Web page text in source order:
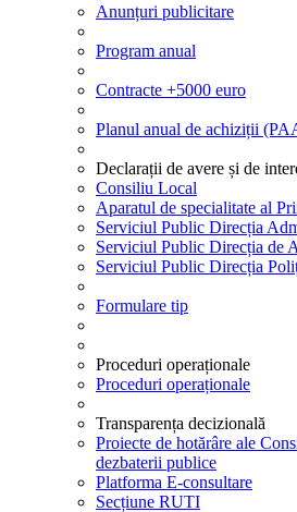
Anunțuri publicitare
Program anual
Contracte +5000 euro
Planul anual de achiziții
Declarații de avere și de
Consiliu Local
Aparatul de specialitate al
Serviciul Public Direcția
Serviciul Public Direcția de
Serviciul Public Direcția
Formulare tip
Proceduri operaționale
Proceduri operaționale
Transparența decizională
Proiecte de hotărâre ale
dezbaterii publice
Platforma E-consultare
Secțiune RUTI